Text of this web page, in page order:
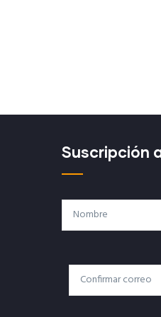
Suscripción
Nombre
Correo
Electrónico
Correo